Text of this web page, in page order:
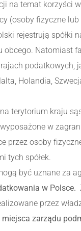
na temat korzyści
(osoby fizyczne
rejestrują spółki
obcego. Natomiast
podatkowych,
Holandia,
terytorium kraju
w
przez osoby
tych spółek.
być uznane za
w Polsce.
przez
miejsca zarządu